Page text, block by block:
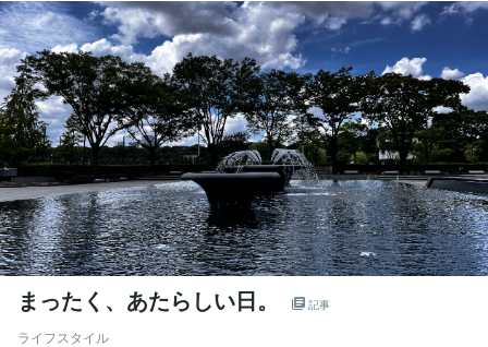
まったく、あたらしい日。 記事
ライフスタイル